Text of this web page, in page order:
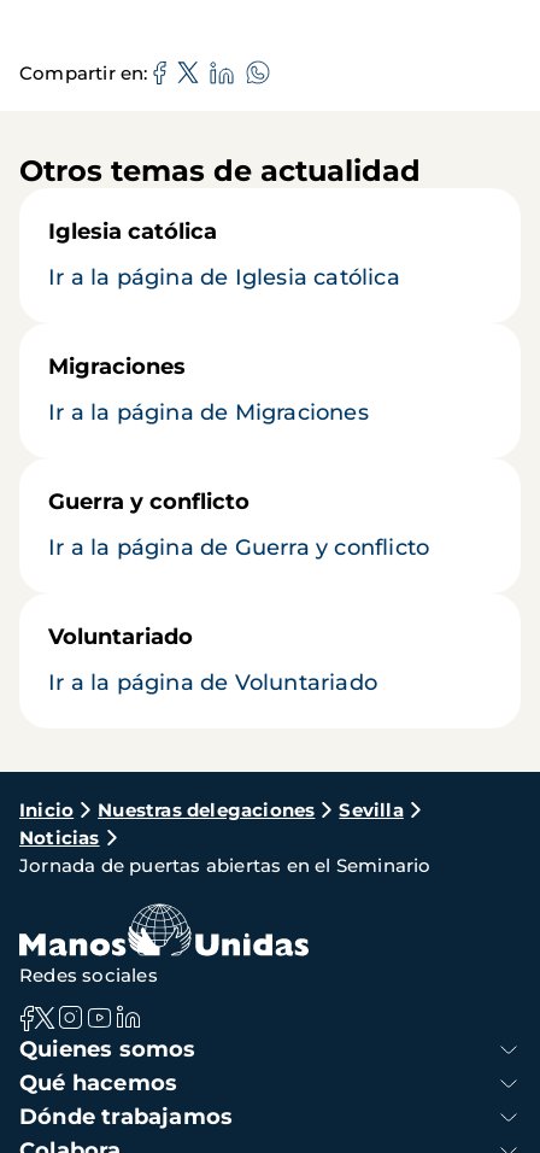
Compartir en
Otros temas de actualidad
Iglesia católica
Ir a la página de Iglesia católica
Migraciones
Ir a la página de Migraciones
Guerra y conflicto
Ir a la página de Guerra y conflicto
Voluntariado
Ir a la página de Voluntariado
Ruta
de
navegación
Inicio Nuestras delegaciones
Sevilla
Noticias
Jornada de puertas abiertas en el Seminario
Navegación
principal
Quienes somos
Qué hacemos
Dónde trabajamos
Redes sociales